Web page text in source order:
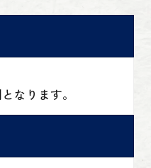
なります。